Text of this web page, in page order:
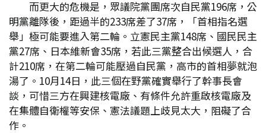
而更大的危機是，眾議院黨團席次自民黨196席，公
明黨離隊後，距過半的233席差了37席，「首相指名選
舉」極可能要進入第二輪。立憲民主黨148席、國民民主
黨27席、日本維新會35席，若此三黨整合出候選人，合
計210席，在第二輪可能壓過自民黨，高市的首相夢就泡
湯了。10月14日，此三個在野黨確實舉行了幹事長會
談，可惜三方在興建核電廠、有條件允許重啟核電廠及
在集體自衛權等安保、憲法議題上歧見太大，阻礙了合
作。